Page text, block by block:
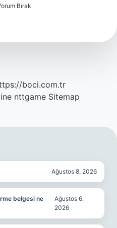
Bırak
boci.com.tr
nttgame Sitemap
Ağustos 8, 2026
belgesi ne
Ağustos 6,
2026